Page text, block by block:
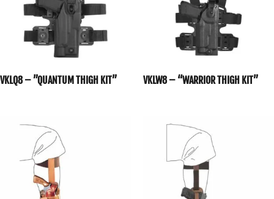
VKLQ8 – ”QUANTUM THIGH KIT” VKLW8 – “WARRIOR THIGH KIT”